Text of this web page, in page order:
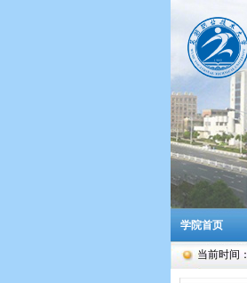
学院首页
当前时间：